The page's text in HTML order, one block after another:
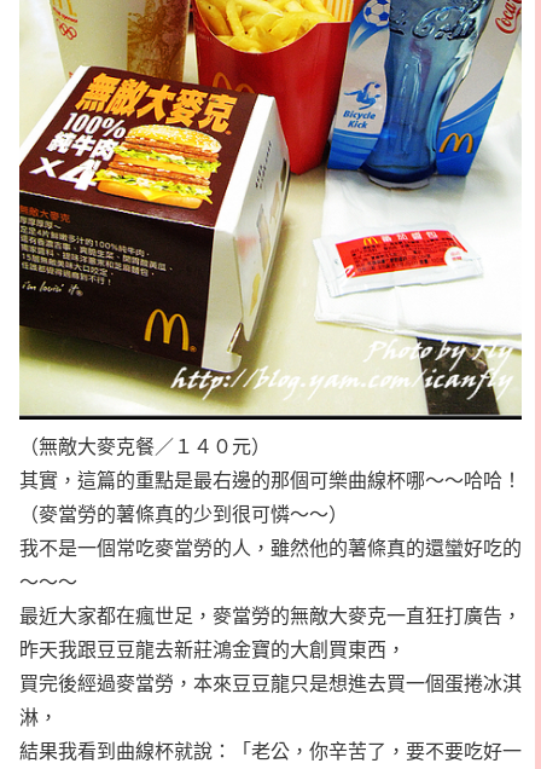
（無敵大麥克餐／１４０元）
其實，這篇的重點是最右邊的那個可樂曲線杯哪～～哈哈！
（麥當勞的薯條真的少到很可憐～～）
我不是一個常吃麥當勞的人，雖然他的薯條真的還蠻好吃的
～～～
最近大家都在瘋世足，麥當勞的無敵大麥克一直狂打廣告，
昨天我跟豆豆龍去新莊鴻金寶的大創買東西，
買完後經過麥當勞，本來豆豆龍只是想進去買一個蛋捲冰淇
淋，
結果我看到曲線杯就說：「老公，你辛苦了，要不要吃好一